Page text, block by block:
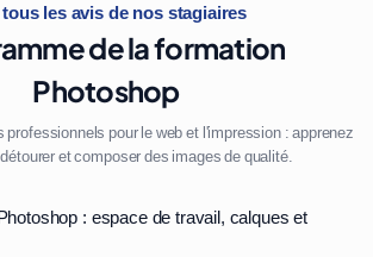
les avis de nos stagiaires
de la formation
Photoshop
pour le web et l'impression : apprenez
et composer des images de qualité.
: espace de travail, calques et